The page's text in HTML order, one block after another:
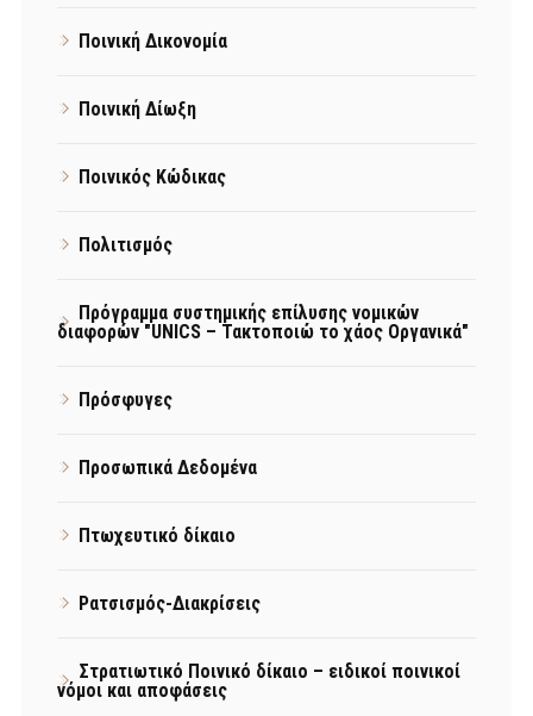
Ποινική Δικονομία
Ποινική Δίωξη
Ποινικός Κώδικας
Πολιτισμός
Πρόγραμμα συστημικής επίλυσης νομικών
διαφορών "UNICS – Τακτοποιώ το χάος Οργανικά"
Πρόσφυγες
Προσωπικά Δεδομένα
Πτωχευτικό δίκαιο
Ρατσισμός-Διακρίσεις
Στρατιωτικό Ποινικό δίκαιο – ειδικοί ποινικοί
νόμοι και αποφάσεις